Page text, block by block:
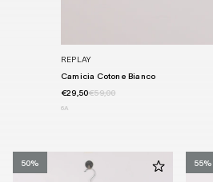
REPLAY
Camicia Cotone Bianco
€29,50€59,00
6A
50% 55%